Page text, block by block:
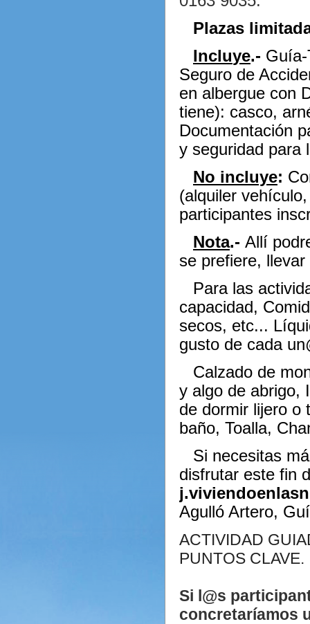
Plazas
Incluye.-
Seguro de
en albergue con
tiene): casco,
Documentación
y seguridad para
No incluye:
(alquiler
participantes
Nota.- Allí
se prefiere,
Para las
capacidad,
secos, etc...
gusto de cada
Calzado de
y algo de abrigo,
de dormir lijero o
baño, Toalla,
Si necesitas
disfrutar este fin
Agulló Artero,
ACTIVIDAD
PUNTOS CLAVE.
Si l@s
concretaríamos